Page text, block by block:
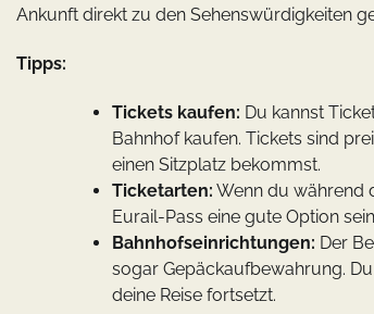
Ankunft direkt zu den Sehenswürdigkeiten
Tipps:
Tickets kaufen: Du kannst
Bahnhof kaufen. Tickets sind
einen Sitzplatz bekommst.
Ticketarten: Wenn du während
Eurail-Pass eine gute Option
Bahnhofseinrichtungen: Der
sogar Gepäckaufbewahrung.
deine Reise fortsetzt.